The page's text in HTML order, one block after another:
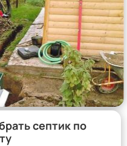
септик по